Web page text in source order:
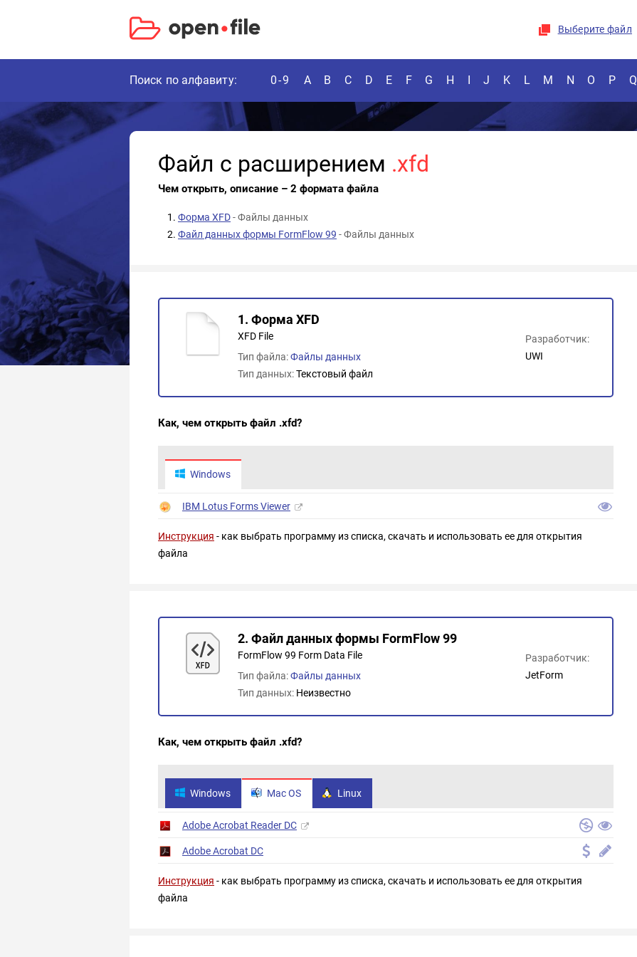
Выберите файл
Поиск по алфавиту: 0-9 A B C D E F G H I J K L M N O P Q
Файл с расширением .xfd
Чем открыть, описание – 2 формата файла
Форма XFD- Файлы данных
Файл данных формы FormFlow 99 - Файлы данных
1. Форма XFD
XFD File
Тип файла:Файлы данных
Тип данных:Текстовый файл
Разработчик:
UWI
Как, чем открыть файл .xfd?
Windows
IBM Lotus Forms Viewer
Инструкция - как выбрать программу из списка, скачать и использовать ее для открытия
файла
2. Файл данных формы FormFlow 99
FormFlow 99 Form Data File
Тип файла:Файлы данных
Тип данных: Неизвестно
Разработчик:
JetForm
Как, чем открыть файл .xfd?
Windows Mac OS Linux
Adobe Acrobat Reader DC
Adobe Acrobat DC
Инструкция - как выбрать программу из списка, скачать и использовать ее для открытия
файла